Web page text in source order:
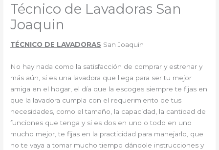
Técnico de Lavadoras San
Joaquin
TÉCNICO DE LAVADORAS San Joaquin
No hay nada como la satisfacción de comprar y estrenar y
más aún, si es una lavadora que llega para ser tu mejor
amiga en el hogar, el día que la escoges siempre te fijas en
que la lavadora cumpla con el requerimiento de tus
necesidades, como el tamaño, la capacidad, la cantidad de
funciones que tenga y si es dos en uno o todo en uno
mucho mejor, te fijas en la practicidad para manejarlo, que
no te vaya a tomar mucho tiempo dándole instrucciones y